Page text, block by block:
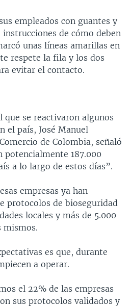
empleados con guantes y
de cómo deben
unas líneas amarillas en
respete la fila y los dos
evitar el contacto.
que se reactivaron algunos
el país, José Manuel
de Colombia, señaló
187.000
a lo largo de estos días”.
empresas ya han
protocolos de bioseguridad
locales y más de 5.000
mismos.
es que, durante
a operar.
el 22% de las empresas
sus protocolos validados y